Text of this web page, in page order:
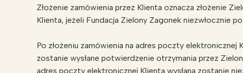
Złożenie zamówienia przez Klienta oznacza złożenie
Klienta, jeżeli Fundacja Zielony Zagonek niezwłocznie
Po złożeniu zamówienia na adres poczty elektronicznej
zostanie wysłane potwierdzenie otrzymania przez
adres poczty elektronicznej Klienta wysłana zostanie